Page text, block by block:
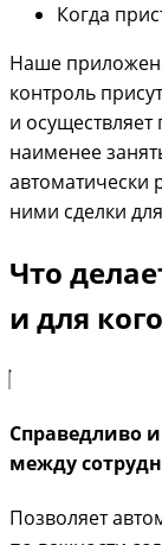
Когда
Наше
контроль
и
наименее
автоматически
ними сделки
Что
и для
Справедливо
между
Позволяет